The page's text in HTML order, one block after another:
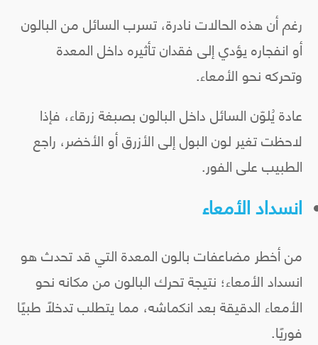
رغم أن هذه الحالات نادرة، تسرب السائل من البالون
أو انفجاره يؤدي إلى فقدان تأثيره داخل المعدة
وتحركه نحو الأمعاء.
عادة يُلوّن السائل داخل البالون بصبغة زرقاء، فإذا
لاحظت تغير لون البول إلى الأزرق أو الأخضر، راجع
الطبيب على الفور.
انسداد الأمعاء
من أخطر مضاعفات بالون المعدة التي قد تحدث هو
انسداد الأمعاء؛ نتيجة تحرك البالون من مكانه نحو
الأمعاء الدقيقة بعد انكماشه، مما يتطلب تدخلًا طبيًا
فوريًا.